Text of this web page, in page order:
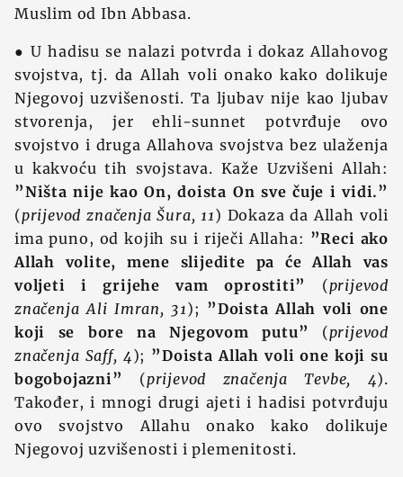
Muslim od Ibn Abbasa.
● U hadisu se nalazi potvrda i dokaz Allahovog
svojstva, tj. da Allah voli onako kako dolikuje
Njegovoj uzvišenosti. Ta ljubav nije kao ljubav
stvorenja, jer ehli-sunnet potvrđuje ovo
svojstvo i druga Allahova svojstva bez ulaženja
u kakvoću tih svojstava. Kaže Uzvišeni Allah:
”Ništa nije kao On, doista On sve čuje i vidi.”
(prijevod značenja Šura, 11) Dokaza da Allah voli
ima puno, od kojih su i riječi Allaha: ”Reci ako
Allah volite, mene slijedite pa će Allah vas
voljeti i grijehe vam oprostiti”
(prijevod
značenja Ali Imran, 31); ”Doista Allah voli one
koji se bore na Njegovom putu” (prijevod
značenja Saff, 4); ”Doista Allah voli one koji su
bogobojazni”
(prijevod značenja Tevbe, 4).
Također, i mnogi drugi ajeti i hadisi potvrđuju
ovo svojstvo Allahu onako kako dolikuje
Njegovoj uzvišenosti i plemenitosti.